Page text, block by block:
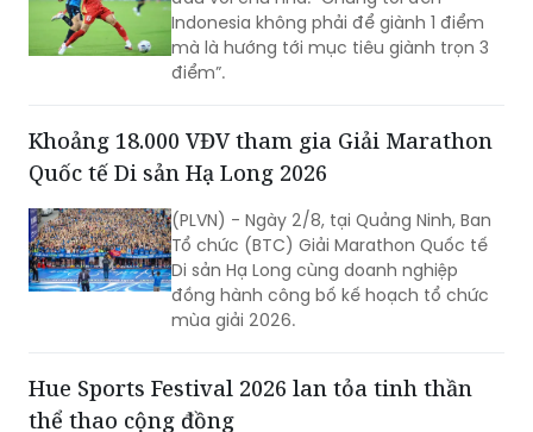
Indonesia không phải để giành 1 điểm
mà là hướng tới mục tiêu giành trọn 3
điểm”.
Khoảng 18.000 VĐV tham gia Giải Marathon
Quốc tế Di sản Hạ Long 2026
(PLVN) - Ngày 2/8, tại Quảng Ninh, Ban
Tổ chức (BTC) Giải Marathon Quốc tế
Di sản Hạ Long cùng doanh nghiệp
đồng hành công bố kế hoạch tổ chức
mùa giải 2026.
Hue Sports Festival 2026 lan tỏa tinh thần
thể thao cộng đồng